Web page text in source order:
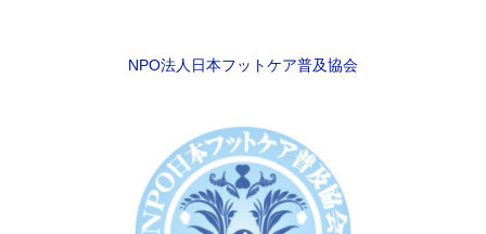
NPO法人日本フットケア普及協会